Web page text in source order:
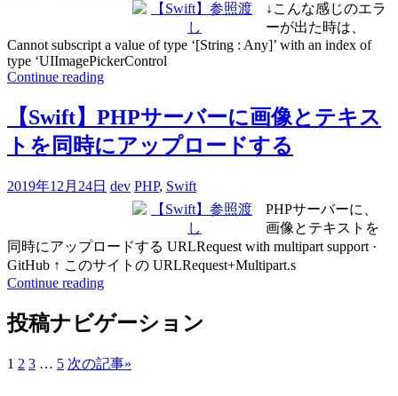
↓こんな感じのエラ
ーが出た時は、
Cannot subscript a value of type ‘[String : Any]’ with an index of
type ‘UIImagePickerControl
Continue reading
【Swift】PHPサーバーに画像とテキス
トを同時にアップロードする
2019年12月24日 dev PHP, Swift
PHPサーバーに、
画像とテキストを
同時にアップロードする URLRequest with multipart support ·
GitHub ↑ このサイトの URLRequest+Multipart.s
Continue reading
投稿ナビゲーション
1 2 3 … 5 次の記事»